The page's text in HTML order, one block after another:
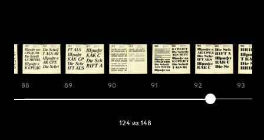
88 89 90 91 92 93
124 из 148